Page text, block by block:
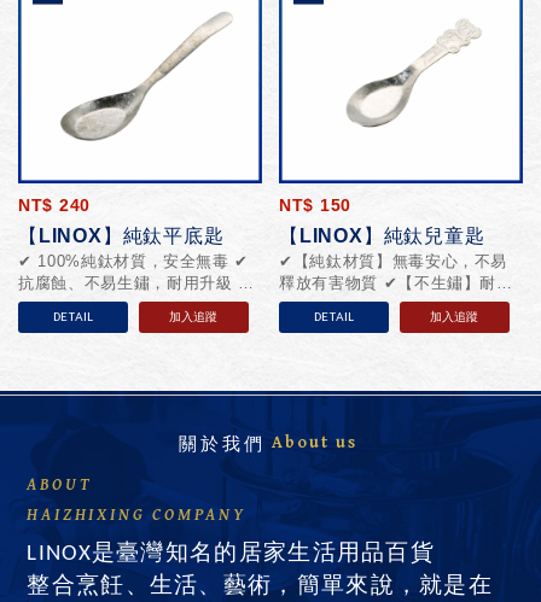
NT$ 240
【LINOX】純鈦平底匙
✔ 100%純鈦材質，安全無毒 ✔
抗腐蝕、不易生鏽，耐用升級 ✔
輕量設計，外出攜帶無負擔 ✔ 平
底設計，舀取更方便 ✔ 耐高溫使
DETAIL 加入追蹤
NT$ 150
【LINOX】純鈦兒童匙
✔【純鈦材質】無毒安心，不易
釋放有害物質 ✔【不生鏽】耐腐
蝕，長期使用也安心 ✔【超輕
量】孩子自己拿也不費力 ✔【可
DETAIL 加入追蹤
關 於我們 About us
ABOUT
HAIZHIXING COMPANY
LINOX是臺灣知名的居家生活用品百貨
整合烹飪、生活、藝術，簡單來說，就是在